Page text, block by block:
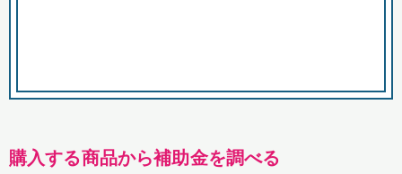
購入する商品から補助金を調べる